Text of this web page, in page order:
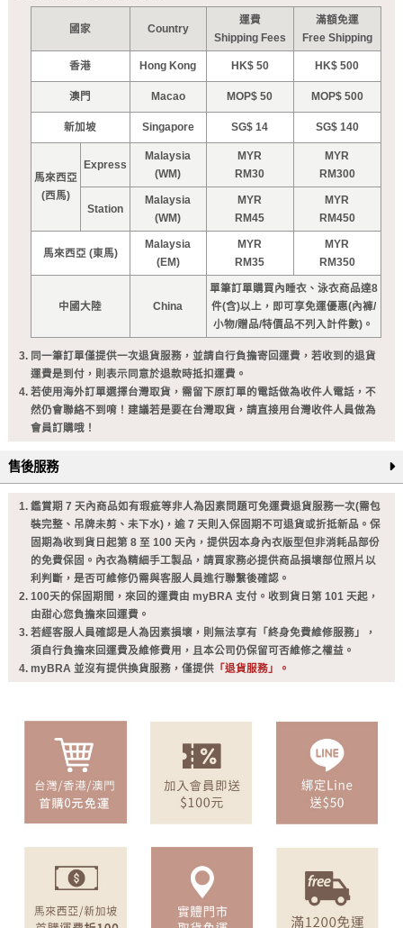
國家 Country
運費
Shipping Fees
滿額免運
Free Shipping
香港 Hong Kong HK$ 50 HK$ 500
澳門 Macao MOP$ 50 MOP$ 500
新加坡 Singapore SG$ 14 SG$ 140
馬來西亞
(西馬)
Express
Malaysia
(WM)
MYR
RM30
MYR
RM300
Station
Malaysia
(WM)
MYR
RM45
MYR
RM450
馬來西亞 (東馬)
Malaysia
(EM)
MYR
RM35
MYR
RM350
中國大陸 China
單筆訂單購買內睡衣、泳衣商品達8
件(含)以上，即可享免運優惠(內褲/
小物/贈品/特價品不列入計件數)。
同一筆訂單僅提供一次退貨服務，並請自行負擔寄回運費，若收到的退貨
運費是到付，則表示同意於退款時抵扣運費。
若使用海外訂單選擇台灣取貨，需留下原訂單的電話做為收件人電話，不
然仍會聯絡不到唷！建議若是要在台灣取貨，請直接用台灣收件人員做為
會員訂購哦！
售後服務
鑑賞期 7 天內商品如有瑕疵等非人為因素問題可免運費退貨服務一次(需包
裝完整、吊牌未剪、未下水)，逾 7 天則入保固期不可退貨或折抵新品。保
固期為收到貨日起第 8 至 100 天內，提供因本身內衣版型但非消耗品部份
的免費保固。內衣為精細手工製品，請買家務必提供商品損壞部位照片以
利判斷，是否可維修仍需與客服人員進行聯繫後確認。
100天的保固期間，來回的運費由 myBRA 支付。收到貨日第 101 天起，
由甜心您負擔來回運費。
若經客服人員確認是人為因素損壞，則無法享有「終身免費維修服務」，
須自行負擔來回運費及維修費用，且本公司仍保留可否維修之權益。
myBRA 並沒有提供換貨服務，僅提供「退貨服務」。